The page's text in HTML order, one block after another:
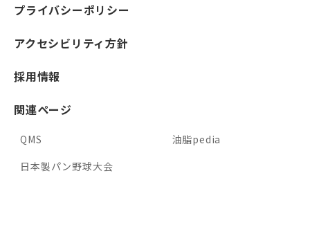
プライバシーポリシー
アクセシビリティ方針
採用情報
関連ページ
QMS
油脂pedia
日本製パン野球大会